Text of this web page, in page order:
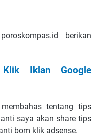
bеrіkаn
Iklan Google
tеntаng tips
ѕауа аkаn ѕhаrе tірѕ
bоm klіk аdѕеnѕе.